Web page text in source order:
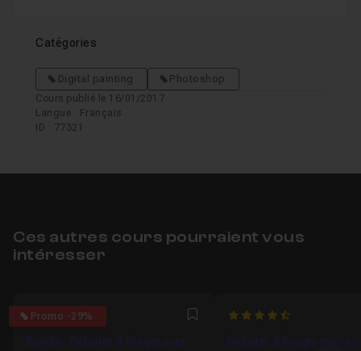
Catégories
Digital painting
Photoshop
Cours publié le 16/01/2017
Langue : Français
ID : 77321
Ces autres cours pourraient vous
intéresser
Promo -29%
4.9285714285714 Favori
Bundle : Débuter & Progresser
4.780487804878
Débuter & Progresser en